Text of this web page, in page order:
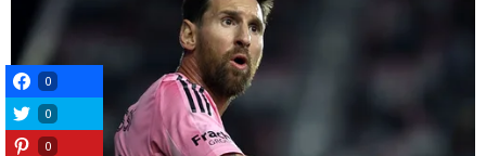
0
0
0